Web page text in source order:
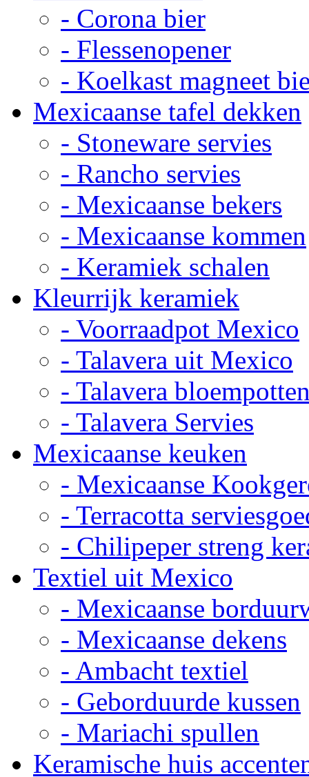
- Corona bier
- Flessenopener
- Koelkast magneet
Mexicaanse tafel dekken
- Stoneware servies
- Rancho servies
- Mexicaanse bekers
- Mexicaanse kommen
- Keramiek schalen
Kleurrijk keramiek
- Voorraadpot Mexico
- Talavera uit Mexico
- Talavera
- Talavera Servies
Mexicaanse keuken
- Mexicaanse
- Terracotta
- Chilipeper streng
Textiel uit Mexico
- Mexicaanse
- Mexicaanse dekens
- Ambacht textiel
- Geborduurde kussen
- Mariachi spullen
Keramische huis